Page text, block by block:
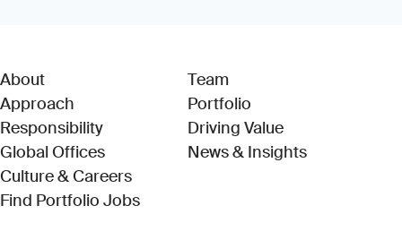
About
Approach
Responsibility
Global Offices
Culture & Careers
Find Portfolio Jobs(Link opens in new window)
Team
Portfolio
Driving Value
News & Insights